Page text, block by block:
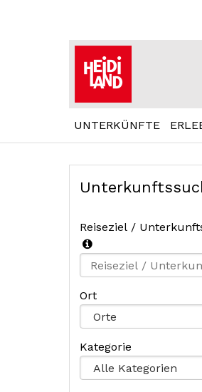
UNTERKÜNFTE
Reiseziel /
Ort
Kategorie